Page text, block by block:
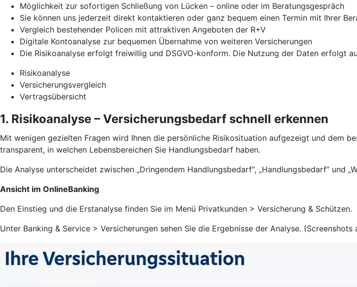
Möglichkeit zur sofortigen Schließung von Lücken – online oder im Beratungsgespräch
Sie können uns jederzeit direkt kontaktieren oder ganz bequem einen Termin mit Ihrer
Vergleich bestehender Policen mit attraktiven Angeboten der R+V
Digitale Kontoanalyse zur bequemen Übernahme von weiteren Versicherungen
Die Risikoanalyse erfolgt freiwillig und DSGVO-konform. Die Nutzung der Daten erfolgt
Risikoanalyse
Versicherungsvergleich
Vertragsübersicht
1. Risikoanalyse – Versicherungsbedarf schnell erkennen
Mit wenigen gezielten Fragen wird Ihnen die persönliche Risikosituation aufgezeigt und dem
transparent, in welchen Lebensbereichen Sie Handlungsbedarf haben.
Die Analyse unterscheidet zwischen „Dringendem Handlungsbedarf“, „Handlungsbedarf“ und
Ansicht im OnlineBanking
Den Einstieg und die Erstanalyse finden Sie im Menü Privatkunden > Versicherung & Schützen.
Unter Banking & Service > Versicherungen sehen Sie die Ergebnisse der Analyse. (Screenshots